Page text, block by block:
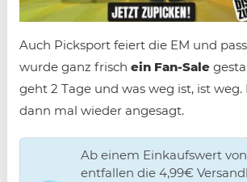
Auch Picksport feiert die EM und
wurde ganz frisch ein Fan-Sale
geht 2 Tage und was weg ist, ist
dann mal wieder angesagt.
Ab einem Einkaufswert
entfallen die 4,99€